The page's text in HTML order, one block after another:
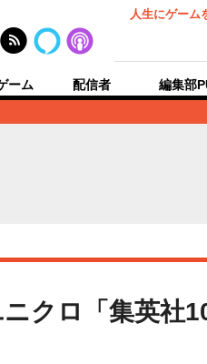
人生にゲーム
ーム 配信者 編集部
クロ「集英社